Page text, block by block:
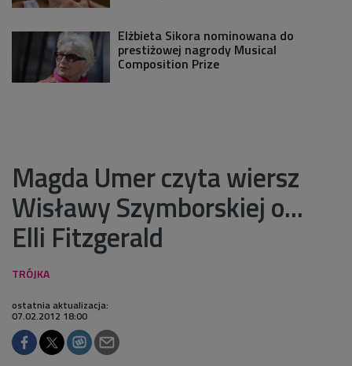
Elżbieta Sikora nominowana do
prestiżowej nagrody Musical
Composition Prize
Magda Umer czyta wiersz
Wisławy Szymborskiej o...
Elli Fitzgerald
ostatnia aktualizacja:
07.02.2012 18:00